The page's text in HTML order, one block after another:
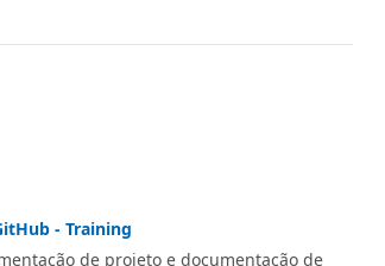
- Training
de projeto e documentação de